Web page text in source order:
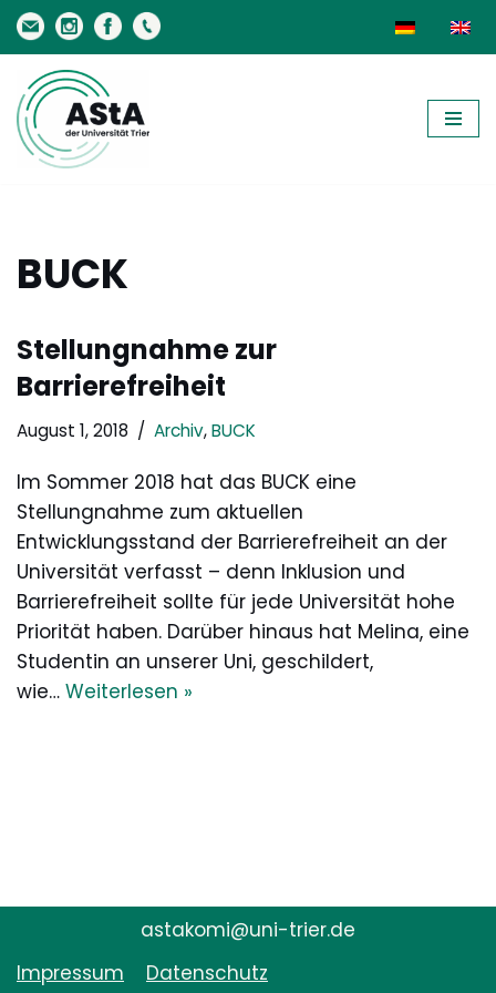
Zum
Inhalt
springen
BUCK
Stellungnahme zur
Barrierefreiheit
August 1, 2018 Archiv,BUCK
Im Sommer 2018 hat das BUCK eine
Stellungnahme zum aktuellen
Entwicklungsstand der Barrierefreiheit an der
Universität verfasst – denn Inklusion und
Barrierefreiheit sollte für jede Universität hohe
Priorität haben. Darüber hinaus hat Melina, eine
Studentin an unserer Uni, geschildert,
wie… Weiterlesen »
astakomi@uni-trier.de
Impressum
Datenschutz